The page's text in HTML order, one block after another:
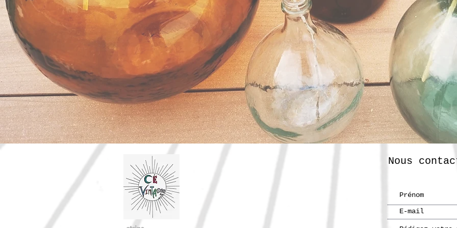
Nous